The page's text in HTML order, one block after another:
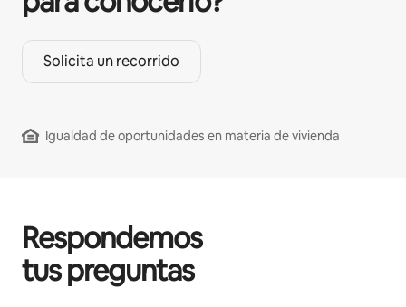
Solicita un recorrido
Igualdad de oportunidades en materia de vivienda
Respondemos
tus preguntas